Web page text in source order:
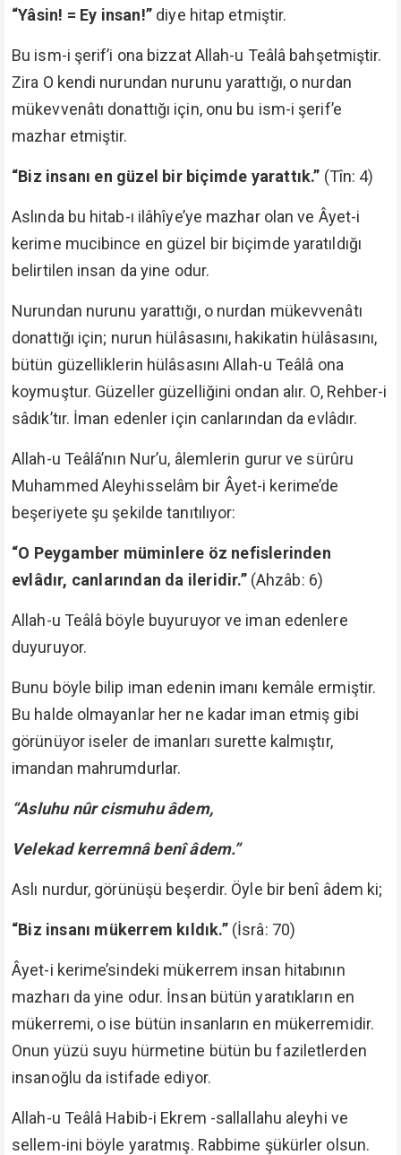
“Yâsin! = Ey insan!” diye hitap etmiştir.
Bu ism-i şerif’i ona bizzat Allah-u Teâlâ bahşetmiştir.
Zira O kendi nurundan nurunu yarattığı, o nurdan
mükevvenâtı donattığı için, onu bu ism-i şerif’e
mazhar etmiştir.
“Biz insanı en güzel bir biçimde yarattık.” (Tîn: 4)
Aslında bu hitab-ı ilâhîye’ye mazhar olan ve Âyet-i
kerime mucibince en güzel bir biçimde yaratıldığı
belirtilen insan da yine odur.
Nurundan nurunu yarattığı, o nurdan mükevvenâtı
donattığı için; nurun hülâsasını, hakikatin hülâsasını,
bütün güzelliklerin hülâsasını Allah-u Teâlâ ona
koymuştur. Güzeller güzelliğini ondan alır. O, Rehber-i
sâdık’tır. İman edenler için canlarından da evlâdır.
Allah-u Teâlâ’nın Nur’u, âlemlerin gurur ve sürûru
Muhammed Aleyhisselâm bir Âyet-i kerime’de
beşeriyete şu şekilde tanıtılıyor:
“O Peygamber müminlere öz nefislerinden
evlâdır, canlarından da ileridir.”(Ahzâb: 6)
Allah-u Teâlâ böyle buyuruyor ve iman edenlere
duyuruyor.
Bunu böyle bilip iman edenin imanı kemâle ermiştir.
Bu halde olmayanlar her ne kadar iman etmiş gibi
görünüyor iseler de imanları surette kalmıştır,
imandan mahrumdurlar.
“Asluhu nûr cismuhu âdem,
Velekad kerremnâ benî âdem.”
Aslı nurdur, görünüşü beşerdir. Öyle bir benî âdem ki;
“Biz insanı mükerrem kıldık.” (İsrâ: 70)
Âyet-i kerime’sindeki mükerrem insan hitabının
mazharı da yine odur. İnsan bütün yaratıkların en
mükerremi, o ise bütün insanların en mükerremidir.
Onun yüzü suyu hürmetine bütün bu faziletlerden
insanoğlu da istifade ediyor.
Allah-u Teâlâ Habib-i Ekrem -sallallahu aleyhi ve
sellem-ini böyle yaratmış. Rabbime şükürler olsun.